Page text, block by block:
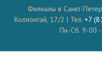
содержимому
Филиалы в Санкт-
Коллонтай, 17/2 | Тел. +7
Пн.-Сб. 9-00